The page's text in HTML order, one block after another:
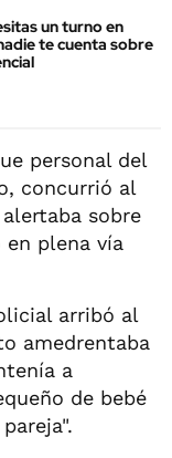
un turno en
te cuenta sobre
personal del
concurrió al
sobre
en plena vía
arribó al
amedrentaba
a
de bebé